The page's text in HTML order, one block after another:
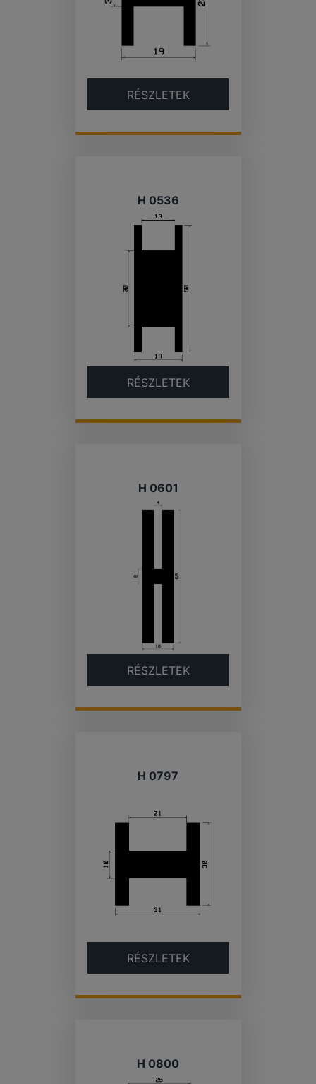
RÉSZLETEK
H 0536
RÉSZLETEK
H 0601
RÉSZLETEK
H 0797
RÉSZLETEK
H 0800